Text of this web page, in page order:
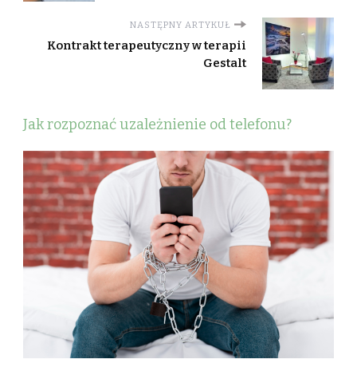
NASTĘPNY ARTYKUŁ
Kontrakt terapeutyczny w terapii
Gestalt
Jak rozpoznać uzależnienie od telefonu?